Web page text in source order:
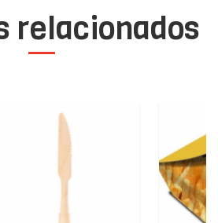
relacionados